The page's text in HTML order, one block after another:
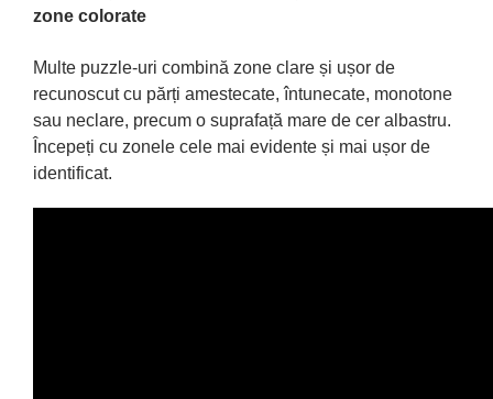
zone colorate
Multe puzzle-uri combină zone clare și ușor de
recunoscut cu părți amestecate, întunecate, monotone
sau neclare, precum o suprafață mare de cer albastru.
Începeți cu zonele cele mai evidente și mai ușor de
identificat.